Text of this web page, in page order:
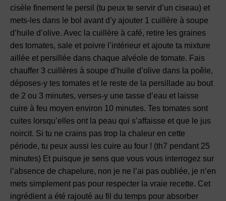
cisèle finement le persil (tu peux te servir d’un ciseau) et
mets-les dans le bol avant d’y ajouter 1 cuillère à soupe
d’huile d’olive. Avec la cuillère à café, retire les graines
des tomates, sale et poivre l’intérieur et ajoute ta mixture
aillée et persillée dans chaque alvéole de tomate. Fais
chauffer 3 cuillères à soupe d’huile d’olive dans la poêle,
déposes-y tes tomates et le reste de la persillade au bout
de 2 ou 3 minutes, verses-y une tasse d’eau et laisse
cuire à feu moyen environ 10 minutes. Tes tomates sont
cuites lorsqu’elles ont la peau qui s’affaisse et que le jus
noircit. Si tu ne crains pas trop la chaleur en cette
période, tu peux aussi les cuire au four ! (th7 pendant 25
minutes) Et puisque je sens que vous vous interrogez sur
l’absence de chapelure, non je ne l’ai pas oubliée, je n’en
mets simplement pas pour respecter la vraie recette. Cet
ingrédient a été rajouté au fil du temps pour absorber